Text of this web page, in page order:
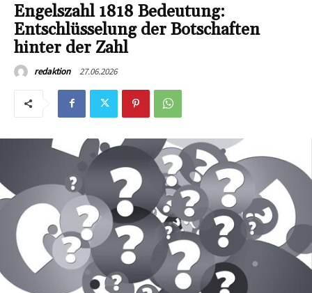
Engelszahl 1818 Bedeutung:
Entschlüsselung der Botschaften
hinter der Zahl
redaktion 27.06.2026